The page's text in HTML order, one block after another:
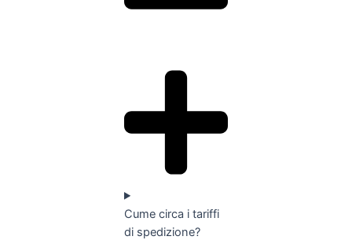
Cume circa i tariffi
di spedizione?